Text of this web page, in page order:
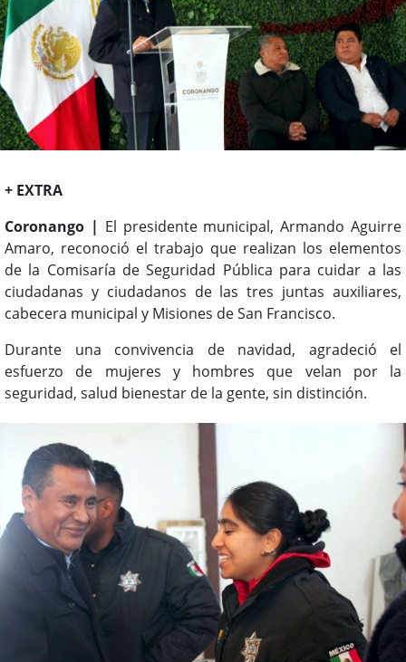
+ EXTRA
Coronango | El presidente municipal, Armando Aguirre
Amaro, reconoció el trabajo que realizan los elementos
de la Comisaría de Seguridad Pública para cuidar a las
ciudadanas y ciudadanos de las tres juntas auxiliares,
cabecera municipal y Misiones de San Francisco.
Durante una convivencia de navidad, agradeció el
esfuerzo de mujeres y hombres que velan por la
seguridad, salud bienestar de la gente, sin distinción.